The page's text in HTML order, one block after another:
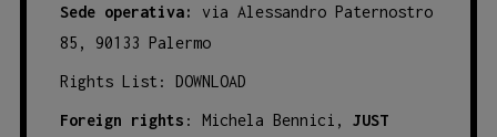
Sede operativa:
via Alessandro Paternostro
85, 90133 Palermo
Rights List: DOWNLOAD
Foreign rights : Michela Bennici, JUST